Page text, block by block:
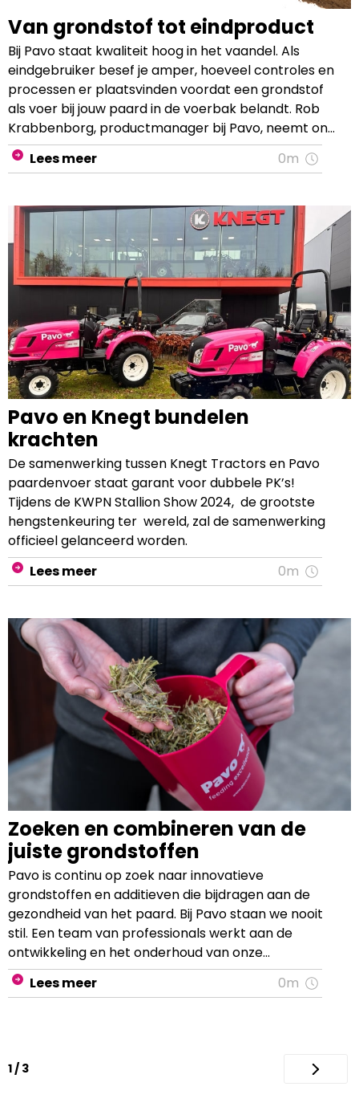
Van grondstof tot eindproduct
Bij Pavo staat kwaliteit hoog in het vaandel. Als
eindgebruiker besef je amper, hoeveel controles en
processen er plaatsvinden voordat een grondstof
als voer bij jouw paard in de voerbak belandt. Rob
Krabbenborg, productmanager bij Pavo, neemt ons
mee door het hele proces.
Lees meer 0m
Pavo en Knegt bundelen
krachten
De samenwerking tussen Knegt Tractors en Pavo
paardenvoer staat garant voor dubbele PK’s!
Tijdens de KWPN Stallion Show 2024, de grootste
hengstenkeuring ter wereld, zal de samenwerking
officieel gelanceerd worden.
Lees meer
0m
Zoeken en combineren van de
juiste grondstoffen
Pavo is continu op zoek naar innovatieve
grondstoffen en additieven die bijdragen aan de
gezondheid van het paard. Bij Pavo staan we nooit
stil. Een team van professionals werkt aan de
ontwikkeling en het onderhoud van onze
producten. Nutritionist Pleun Broeren vertelt wat er
komt kijken bij het (door)ontwikkelen van
Lees meer 0m
1 / 3